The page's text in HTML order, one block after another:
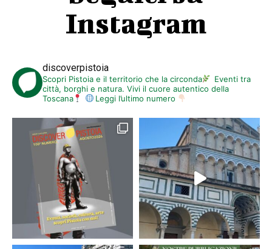
Instagram
discoverpistoia
Scopri Pistoia e il territorio che la circonda
Eventi tra
città, borghi e natura. Vivi il cuore autentico della
Toscana
Leggi l’ultimo numero